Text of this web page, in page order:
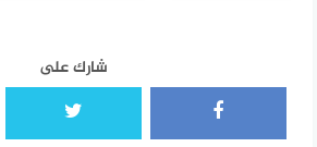
شارك على